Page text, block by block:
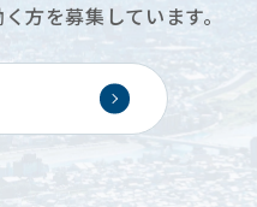
方を募集しています。